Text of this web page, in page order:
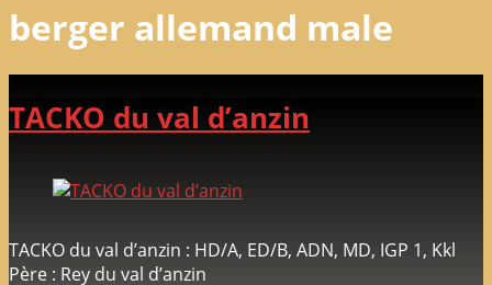
berger allemand male
TACKO du val d’anzin
TACKO du val d’anzin : HD/A, ED/B, ADN, MD, IGP 1, Kkl
Père : Rey du val d’anzin